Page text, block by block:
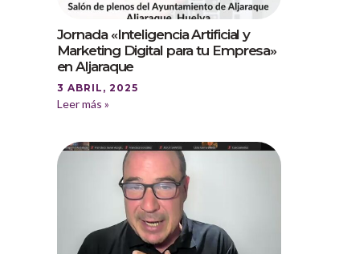
Jornada «Inteligencia Artificial y
Marketing Digital para tu Empresa»
en Aljaraque
3 ABRIL, 2025
Leer más »